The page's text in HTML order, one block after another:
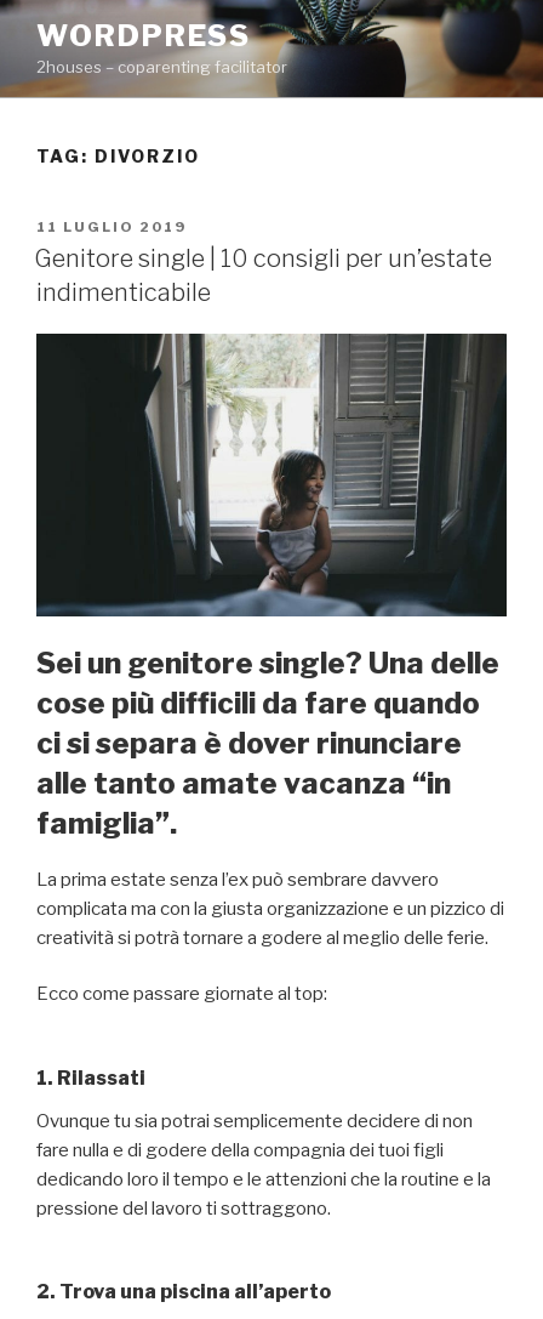
Salta
contenuto
WORDPRESS
2houses – coparenting facilitator
TAG: DIVORZIO
PUBBLICATO
IL
11 LUGLIO 2019
Genitore single | 10 consigli per un’estate
indimenticabile
Sei un genitore single? Una delle
cose più difficili da fare quando
ci si separa è dover rinunciare
alle tanto amate vacanza “in
famiglia”.
La prima estate senza l’ex può sembrare davvero
complicata ma con la giusta organizzazione e un pizzico di
creatività si potrà tornare a godere al meglio delle ferie.
Ecco come passare giornate al top:
1. Rilassati
Ovunque tu sia potrai semplicemente decidere di non
fare nulla e di godere della compagnia dei tuoi figli
dedicando loro il tempo e le attenzioni che la routine e la
pressione del lavoro ti sottraggono.
2. Trova una piscina all’aperto